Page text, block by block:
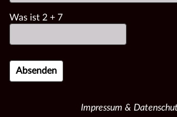
Was ist 2 + 7
Impressum &